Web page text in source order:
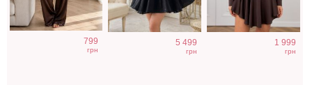
799
грн
5 499
грн
1 999
грн